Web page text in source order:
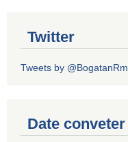
Twitter
Tweets by @BogatanRm
Date conveter